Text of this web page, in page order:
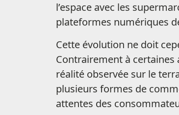
l’espace avec les
plateformes numériques
Cette évolution ne doit
Contrairement à
réalité observée sur le
plusieurs formes de
attentes des